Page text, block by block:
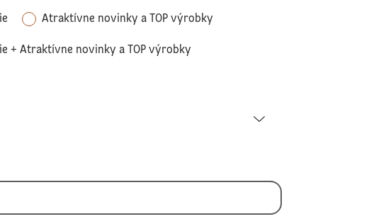
Atraktívne novinky a TOP výrobky
+ Atraktívne novinky a TOP výrobky